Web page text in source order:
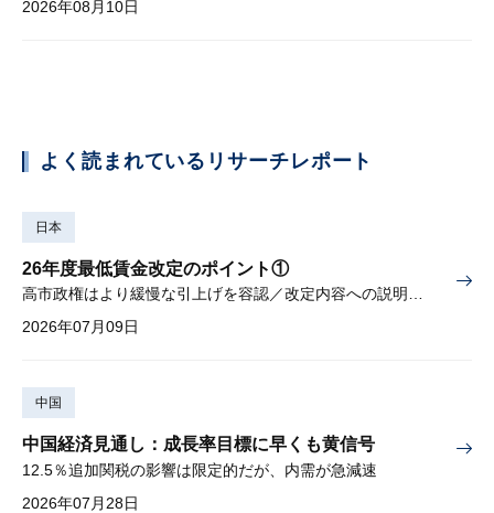
2026年08月10日
よく読まれているリサーチレポート
日本
26年度最低賃金改定のポイント①
高市政権はより緩慢な引上げを容認／改定内容への説明責任が焦点
2026年07月09日
中国
中国経済見通し：成長率目標に早くも黄信号
12.5％追加関税の影響は限定的だが、内需が急減速
2026年07月28日